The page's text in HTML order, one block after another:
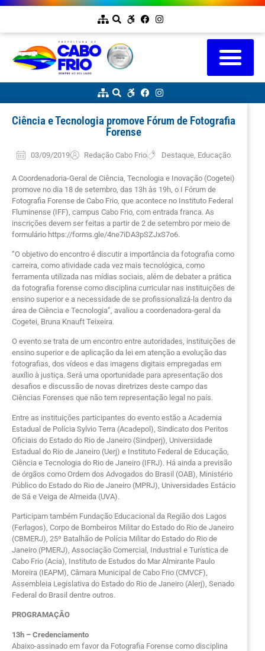
Ciência e Tecnologia promove Fórum de Fotografia
Forense
03/09/2019 Redação Cabo Frio Destaque Educação
A Coordenadoria-Geral de Ciência, Tecnologia e Inovação (Cogetei)
promove no dia 18 de setembro, das 13h às 19h, o I Fórum de
Fotografia Forense de Cabo Frio, que acontece no Instituto Federal
Fluminense (IFF), campus Cabo Frio, com entrada franca. As
inscrições devem ser feitas a partir de 2 de setembro por meio de
formulário https://forms.gle/4ne7iDA3pSZJxS7o6.
“O objetivo do encontro é discutir a importância da fotografia como
carreira, como atividade cada vez mais tecnológica, como
ferramenta utilizada nas mídias sociais, além de debater a prática
da fotografia forense como disciplina curricular nas instituições de
ensino superior e a necessidade de se profissionalizá-la dentro da
área de Ciência e Tecnologia”, avaliou a coordenadora-geral da
Cogetei, Bruna Knauft Teixeira.
O evento se trata de um encontro entre autoridades, instituições de
ensino superior e de aplicação da lei em atenção a evolução das
fotografias, dos vídeos e das imagens digitais empregadas em
auxílio à justiça. Será uma oportunidade para apresentação dos
desafios e discussão de novas diretrizes deste campo das
Ciências Forenses que não tem representação legal no país.
Entre as instituições participantes do evento estão a Academia
Estadual de Polícia Sylvio Terra (Acadepol), Sindicato dos Peritos
Oficiais do Estado do Rio de Janeiro (Sindperj), Universidade
Estadual do Rio de Janeiro (Uerj) e Instituto Federal de Educação,
Ciência e Tecnologia do Rio de Janeiro (IFRJ). Há ainda a previsão
de órgãos como Ordem dos Advogados do Brasil (OAB), Ministério
Público do Estado do Rio de Janeiro (MPRJ), Universidades Estácio
de Sá e Veiga de Almeida (UVA).
Participam também Fundação Educacional da Região dos Lagos
(Ferlagos), Corpo de Bombeiros Militar do Estado do Rio de Janeiro
(CBMERJ), 25º Batalhão de Polícia Militar do Estado do Rio de
Janeiro (PMERJ), Associação Comercial, Industrial e Turística de
Cabo Frio (Acia), Instituto de Estudos do Mar Almirante Paulo
Moreira (IEAPM), Câmara Municipal de Cabo Frio (CMVCF),
Assembleia Legislativa do Estado do Rio de Janeiro (Alerj), Senado
Federal do Brasil dentre outros.
PROGRAMAÇÃO
13h – Credenciamento
Abaixo-assinado em favor da Fotografia Forense como disciplina